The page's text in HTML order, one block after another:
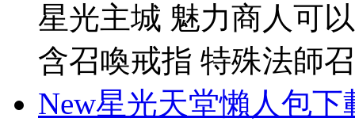
星光主城 魅力商人可
含召喚戒指 特殊法師
New星光天堂懶人包下